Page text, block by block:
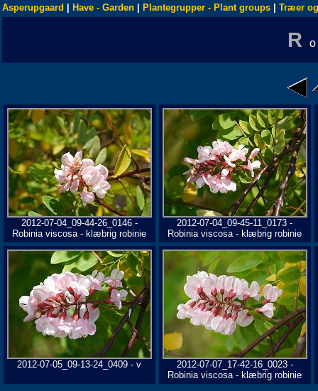
Asperupgaard Have - Garden Plantegrupper - Plant groups Træer
R
2012-07-04_09-44-26_0146 -
Robinia viscosa - klæbrig robinie
2012-07-04_09-45-11_0173 -
Robinia viscosa - klæbrig robinie
2012-07-05_09-13-24_0409 - v
2012-07-07_17-42-16_0023 -
Robinia viscosa - klæbrig robinie